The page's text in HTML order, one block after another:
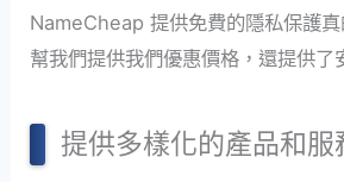
NameCheap 提供免費的隱私保護
幫我們提供我們優惠價格，還提供了
提供多樣化的產品和服